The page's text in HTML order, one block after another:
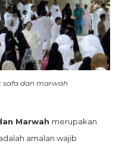
safa dan marwah
Marwah merupakan
amalan wajib